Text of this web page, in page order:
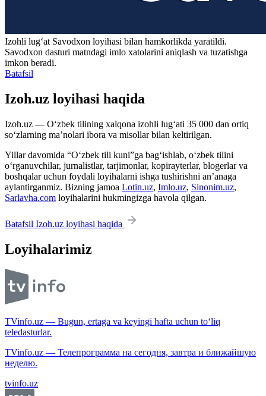
Izohli lugʻat Savodxon loyihasi bilan hamkorlikda yaratildi.
Savodxon dasturi matndagi imlo xatolarini aniqlash va tuzatishga
imkon beradi.
Batafsil
Izoh.uz loyihasi haqida
Izoh.uz — O‘zbek tilining xalqona izohli lug‘ati 35 000 dan ortiq
so‘zlarning ma’nolari ibora va misollar bilan keltirilgan.
Yillar davomida “O‘zbek tili kuni”ga bag‘ishlab, o‘zbek tilini
o‘rganuvchilar, jurnalistlar, tarjimonlar, kopirayterlar, blogerlar va
boshqalar uchun foydali loyihalarni ishga tushirishni an’anaga
aylantirganmiz. Bizning jamoa Lotin.uz, Imlo.uz, Sinonim.uz,
Sarlavha.com loyihalarini hukmingizga havola qilgan.
Batafsil Izoh.uz loyihasi haqida
Loyihalarimiz
TVinfo.uz — Bugun, ertaga va keyingi hafta uchun to‘liq
teledasturlar.
TVinfo.uz — Телепрограмма на сегодня, завтра и ближайшую
неделю.
tvinfo.uz